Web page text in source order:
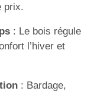
prix.
: Le bois régule
l’hiver et
: Bardage,